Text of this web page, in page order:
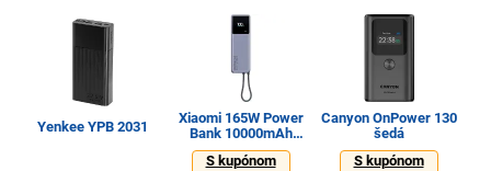
Yenkee YPB 2031
Xiaomi 165W Power
Bank 10000mAh
(Integrated Cable) GL
S kupónom
Canyon OnPower 130
šedá
S kupónom